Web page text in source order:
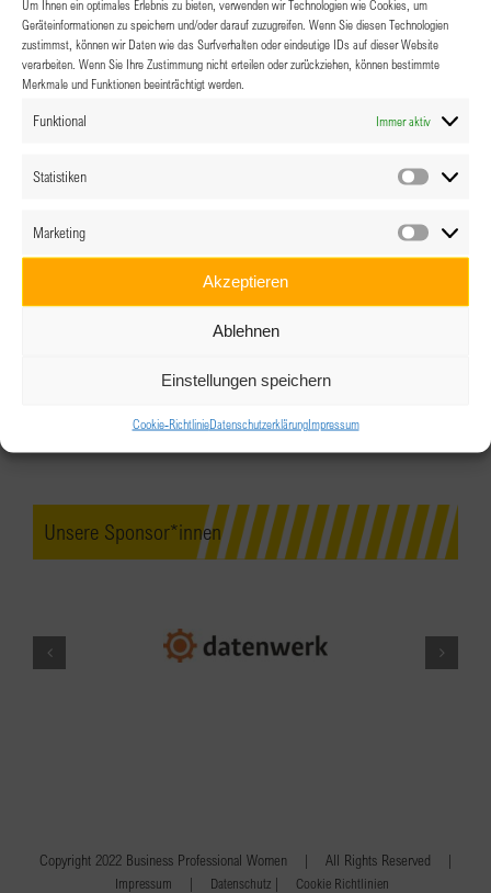
Geräteinformationen zu speichern und/oder darauf zuzugreifen. Wenn Sie diesen Technologien
zustimmst, können wir Daten wie das Surfverhalten oder eindeutige IDs auf dieser Website
verarbeiten. Wenn Sie Ihre Zustimmung nicht erteilen oder zurückziehen, können bestimmte
Merkmale und Funktionen beeinträchtigt werden.
Funktional Immer aktiv
Statistiken
Marketing
Akzeptieren
Ablehnen
Einstellungen speichern
Cookie-RichtlinieDatenschutzerklärungImpressum
Unsere Sponsor*innen
Copyright 2022 Business Professional Women | All Rights Reserved |
Impressum | Datenschutz | Cookie Richtlinien